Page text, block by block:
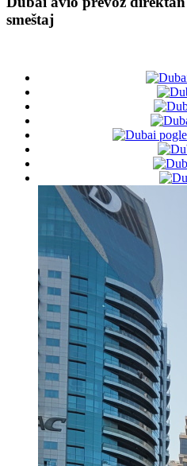
smeštaj